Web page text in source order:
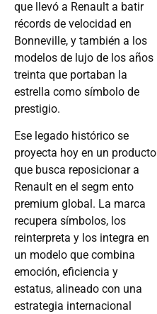
que llevó a Renault a batir
récords de velocidad en
Bonneville, y también a los
modelos de lujo de los años
treinta que portaban la
estrella como símbolo de
prestigio.
Ese legado histórico se
proyecta hoy en un producto
que busca reposicionar a
Renault en el segm ento
premium global. La marca
recupera símbolos, los
reinterpreta y los integra en
un modelo que combina
emoción, eficiencia y
estatus, alineado con una
estrategia internacional